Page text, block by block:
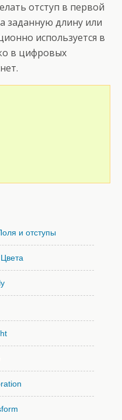
отступ в первой
заданную длину или
используется в
в цифровых
и отступы
Цвета